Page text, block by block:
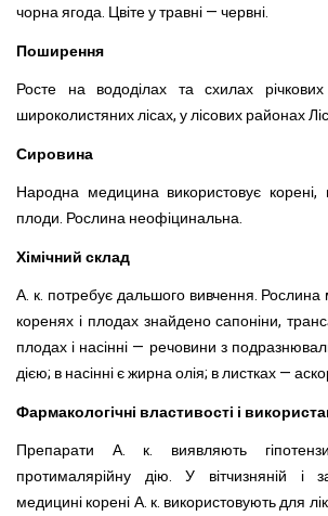
чорна ягода. Цвіте у травні — червні.
Поширення
Росте на вододілах та схилах
широколистяних лісах,у лісових районах
Сировина
Народна медицина використовує корені,
плоди. Рослина неофіцинальна.
Хімічний склад
А. к. потребує дальшого вивчення. Рослина
коренях і плодах знайдено сапоніни,
плодах і насінні — речовини з
дією; в насінні є жирна олія; в листках —
Фармакологічні властивості і
Препарати А. к. виявляють
протималярійну дію. У вітчизняній і
медицині корені А. к. використовують для